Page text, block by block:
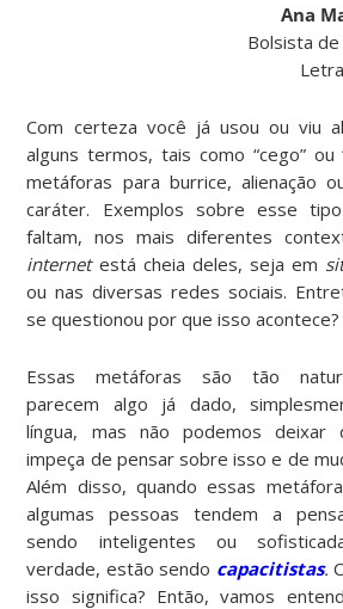
Ana
Bolsista
Com certeza você já usou ou viu
alguns termos, tais como “cego” ou
metáforas para burrice, alienação
caráter. Exemplos sobre esse
faltam, nos mais diferentes
internetestá cheia deles, seja em
ou nas diversas redes sociais.
se questionou por que isso acontece?
Essas metáforas são tão
parecem algo já dado,
língua, mas não podemos deixar
impeça de pensar sobre isso e de
Além disso, quando essas
algumas pessoas tendem a
sendo inteligentes ou
verdade, estão sendo capacitistas.
isso significa? Então, vamos